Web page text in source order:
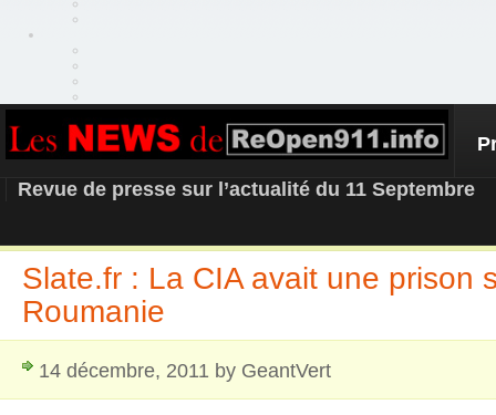
REOPEN911 – NEWS
Revue de presse sur l’actualité du 11 Septembre
Slate.fr : La CIA avait une prison
Roumanie
14 décembre, 2011 by GeantVert